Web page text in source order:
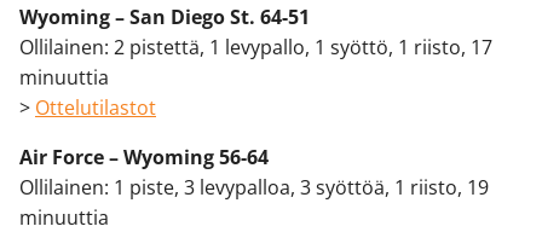
Wyoming – San Diego St. 64-51
Ollilainen: 2 pistettä, 1 levypallo, 1 syöttö, 1 riisto, 17
minuuttia
> Ottelutilastot
Air Force – Wyoming 56-64
Ollilainen: 1 piste, 3 levypalloa, 3 syöttöä, 1 riisto, 19
minuuttia